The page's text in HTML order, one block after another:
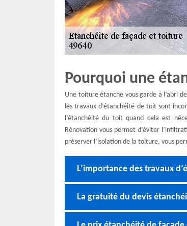
Pourquoi une
Une toiture étanche vous garde à l’abri
les travaux d’étanchéité de toit sont
l’étanchéité du toit quand cela est
Rénovation vous permet d’éviter
préserver l’isolation de la toiture, vous
L’importance des travaux
La gratuité du devis